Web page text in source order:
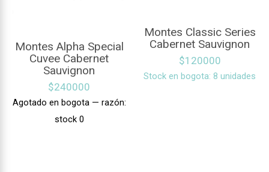
Montes Alpha Special
Cuvee Cabernet
Sauvignon
$240000
Agotado en bogota — razón:
stock 0
Montes Classic Series
Cabernet Sauvignon
$120000
Stock en bogota: 8 unidades